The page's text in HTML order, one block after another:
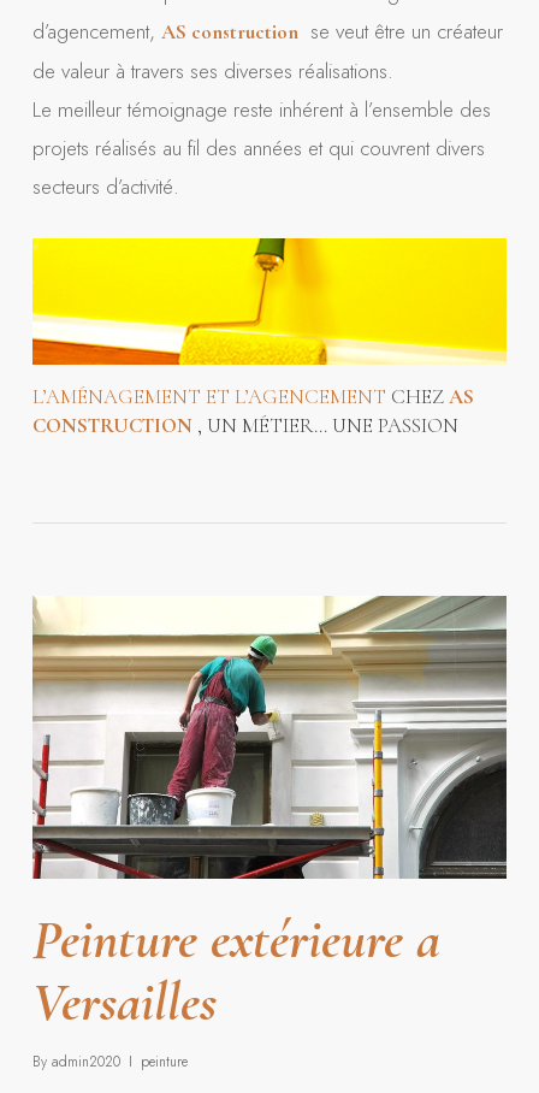
d’agencement, AS constructionse veut être un créateur
de valeur à travers ses diverses réalisations.
Le meilleur témoignage reste inhérent à l’ensemble des
projets réalisés au fil des années et qui couvrent divers
secteurs d’activité.
L’AMÉNAGEMENT ET L’AGENCEMENT CHEZAS
CONSTRUCTION , UN MÉTIER… UNE PASSION
Peinture extérieure a
Versailles
By admin2020 peinture